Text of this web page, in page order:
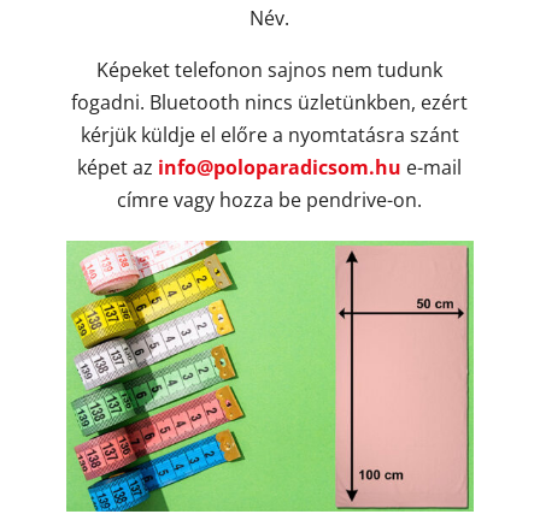
Név.
Képeket telefonon sajnos nem tudunk
fogadni. Bluetooth nincs üzletünkben, ezért
kérjük küldje el előre a nyomtatásra szánt
képet az info@poloparadicsom.hu e-mail
címre vagy hozza be pendrive-on.